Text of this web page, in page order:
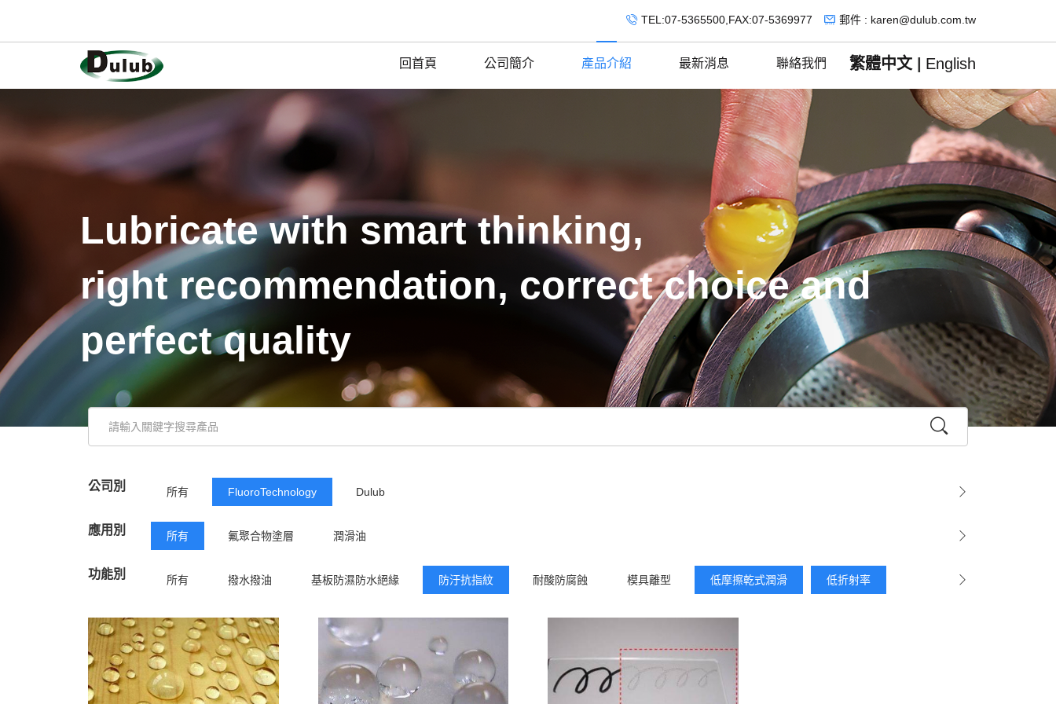
TEL:07-5365500,FAX:07-5369977 郵件 : karen@dulub.com.tw
回首頁 公司簡介 產品介紹 最新消息 聯絡我們 繁體中文 English
Lubricate with smart thinking,
right recommendation, correct choice and
perfect quality
公司別 所有 FluoroTechnology Dulub
應用別 所有 氟聚合物塗層 潤滑油
功能別 所有 撥水撥油 基板防濕防水絕緣 防汙抗指紋 耐酸防腐蝕 模具離型 低摩擦乾式潤滑 低折射率